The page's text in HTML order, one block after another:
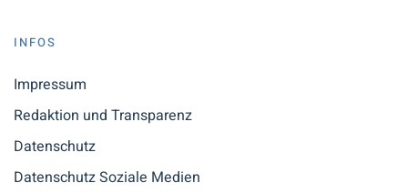
INFOS
Impressum
Redaktion und Transparenz
Datenschutz
Datenschutz Soziale Medien